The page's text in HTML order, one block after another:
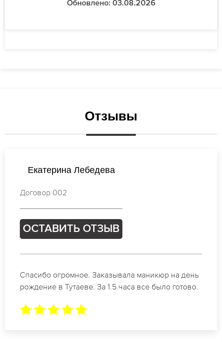
Обновлено: 03.08.2026
Отзывы
Анастасия Лебедева
Договор 811
ОСТАВИТЬ ОТЗЫВ
Идеальные специалисты своего дела по
маникюру в Тутаеве. Замечательный результат.